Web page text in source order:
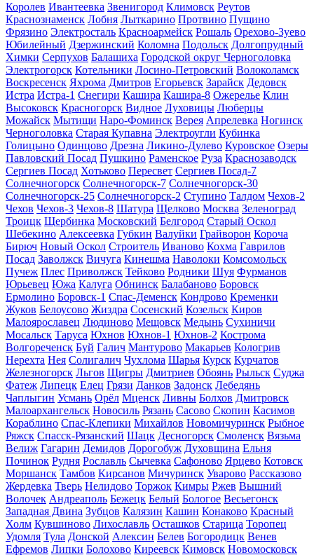
Королев Ивантеевка Звенигород Климовск Реутов
Краснознаменск Лобня Лыткарино Протвино Пущино
Фрязино Электросталь Красноармейск Рошаль Орехово-Зуево
Юбилейный Дзержинский Коломна Подольск Долгопрудный
Химки Серпухов Балашиха Городской округ Черноголовка
Электрогорск Котельники Лосино-Петровский Волоколамск
Воскресенск Яхрома Дмитров Егорьевск Зарайск Дедовск
Истра Истра-1 Снегири Кашира Кашира-8 Ожерелье Клин
Высоковск Красногорск Видное Луховицы Люберцы
Можайск Мытищи Наро-Фоминск Верея Апрелевка Ногинск
Черноголовка Старая Купавна Электроугли Кубинка
Голицыно Одинцово Дрезна Ликино-Дулево Куровское Озеры
Павловский Посад Пушкино Раменское Руза Краснозаводск
Сергиев Посад Хотьково Пересвет Сергиев Посад-7
Солнечногорск Солнечногорск-7 Солнечногорск-30
Солнечногорск-25 Солнечногорск-2 Ступино Талдом Чехов-2
Чехов Чехов-3 Чехов-8 Шатура Щелково Москва Зеленоград
Троицк Щербинка Московский Белгород Старый Оскол
Шебекино Алексеевка Губкин Валуйки Грайворон Короча
Бирюч Новый Оскол Строитель Иваново Кохма Гаврилов
Посад Заволжск Вичуга Кинешма Наволоки Комсомольск
Пучеж Плес Приволжск Тейково Родники Шуя Фурманов
Юрьевец Южа Калуга Обнинск Балабаново Боровск
Ермолино Боровск-1 Спас-Деменск Кондрово Кременки
Жуков Белоусово Жиздра Сосенский Козельск Киров
Малоярославец Людиново Мещовск Медынь Сухиничи
Мосальск Таруса Юхнов Юхнов-1 Юхнов-2 Кострома
Волгореченск Буй Галич Мантурово Макарьев Кологрив
Нерехта Нея Солигалич Чухлома Шарья Курск Курчатов
Железногорск Льгов Щигры Дмитриев Обоянь Рыльск Суджа
Фатеж Липецк Елец Грязи Данков Задонск Лебедянь
Чаплыгин Усмань Орёл Мценск Ливны Болхов Дмитровск
Малоархангельск Новосиль Рязань Сасово Скопин Касимов
Кораблино Спас-Клепики Михайлов Новомичуринск Рыбное
Ряжск Спасск-Рязанский Шацк Десногорск Смоленск Вязьма
Велиж Гагарин Демидов Дорогобуж Духовщина Ельня
Починок Рудня Рославль Сычевка Сафоново Ярцево Котовск
Моршанск Тамбов Кирсанов Мичуринск Уварово Рассказово
Жердевка Тверь Нелидово Торжок Кимры Ржев Вышний
Волочек Андреаполь Бежецк Белый Бологое Весьегонск
Западная Двина Зубцов Калязин Кашин Конаково Красный
Холм Кувшиново Лихославль Осташков Старица Торопец
Удомля Тула Донской Алексин Белев Богородицк Венев
Ефремов Липки Болохово Киреевск Кимовск Новомосковск